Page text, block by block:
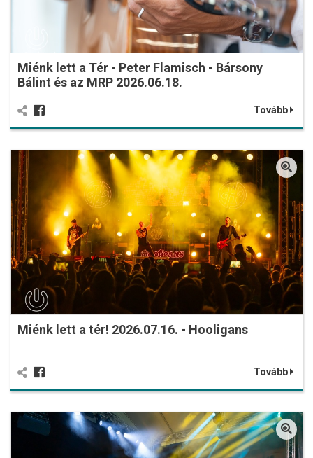
Miénk lett a Tér - Peter Flamisch - Bársony
Bálint és az MRP 2026.06.18.
Tovább
Miénk lett a tér! 2026.07.16. - Hooligans
Tovább